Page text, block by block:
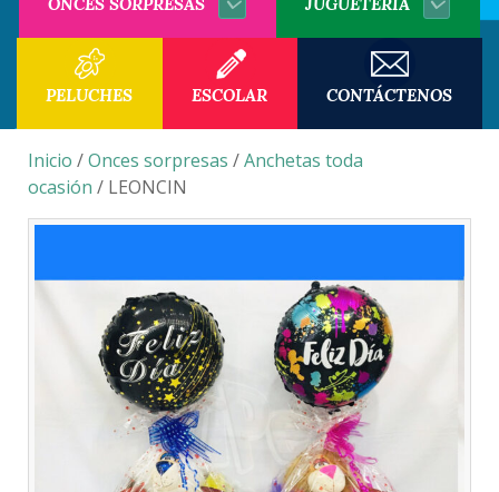
PELUCHES ESCOLAR CONTÁCTENOS
Inicio /Onces sorpresas /Anchetas toda
ocasión / LEONCIN